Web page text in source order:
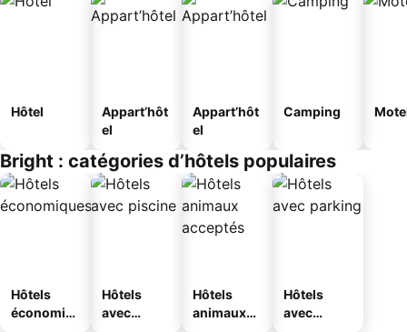
Hôtel
Appart’hôt
el
Appart’hôt
el
Camping
Bright : catégories d’hôtels populaires
Hôtels
économiq
Hôtels
avec
Hôtels
animaux
Hôtels
avec